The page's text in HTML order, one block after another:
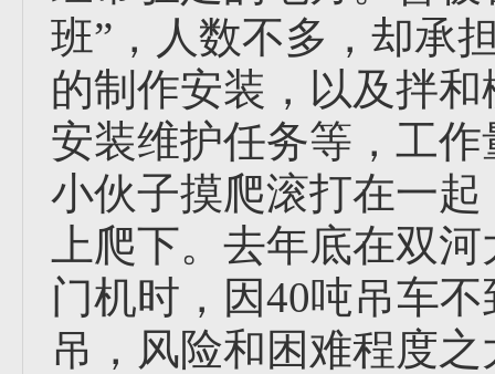
班”，人数不多，却承
的制作安装，以及拌
安装维护任务等，工
小伙子摸爬滚打在一
上爬下。去年底在双
门机时，因40吨吊车
吊，风险和困难程度